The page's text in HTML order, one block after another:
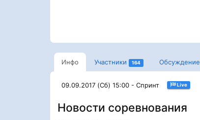
Инфо Участники 164 Обсуждение
09.09.2017 (Сб) 15:00 - Спринт Live
Новости соревнования